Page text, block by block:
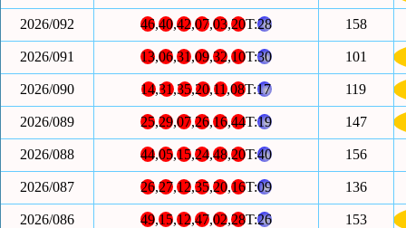
2026/092 46,40,42,07,03,20T:28 158
2026/091 13,06,31,09,32,10T:30 101
2026/090 14,31,35,20,11,08T:17 119
2026/089 25,29,07,26,16,44T:19 147
2026/088 44,05,15,24,48,20T:40 156
2026/087 26,27,12,35,20,16T:09 136
2026/086 49,15,12,47,02,28T:26 153